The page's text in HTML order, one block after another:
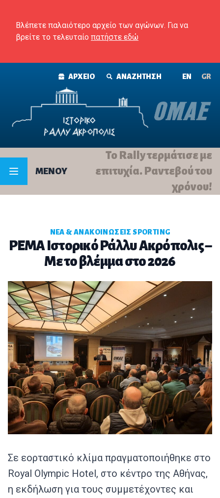
Βλέπετε παλαιότερο αρχείο των αγώνων. Για να
βρείτε το τελευταίο πατήστε εδώ
ΑΡΧΕΙΟ ΑΝΑΖΗΤΗΣΗ ΕΝ GR
MENOY
Το Rally τερμάτισε με
επιτυχία. Ραντεβού του
χρόνου!
ΝΈΑ & ΑΝΑΚΟΙΝΏΣΕΙΣ SPORTING
PEMA Ιστορικό Ράλλυ Ακρόπολις –
Με το βλέμμα στο 2026
Σε εορταστικό κλίμα πραγματοποιήθηκε στο
Royal Olympic Hotel, στο κέντρο της Αθήνας,
η εκδήλωση για τους συμμετέχοντες και